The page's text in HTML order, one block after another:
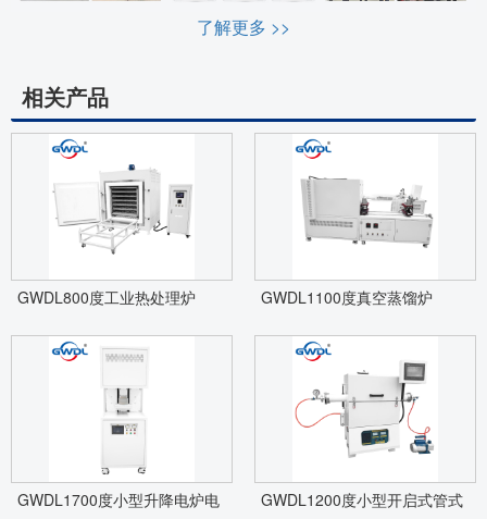
了解更多 >>
相关产品
GWDL800度工业热处理炉 GWDL1100度真空蒸馏炉
GWDL1700度小型升降电炉电
GWDL1200度小型开启式管式